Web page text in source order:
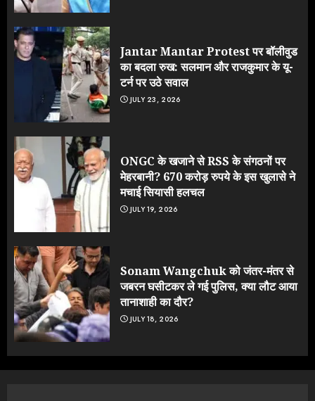
Jantar Mantar Protest पर बॉलीवुड
का बदला रुख: सलमान और राजकुमार के यू-
टर्न पर उठे सवाल
JULY 23, 2026
ONGC के खजाने से RSS के संगठनों पर
मेहरबानी? 670 करोड़ रुपये के इस खुलासे ने
मचाई सियासी हलचल
JULY 19, 2026
Sonam Wangchuk को जंतर-मंतर से
जबरन घसीटकर ले गई पुलिस, क्या लौट आया
तानाशाही का दौर?
JULY 18, 2026